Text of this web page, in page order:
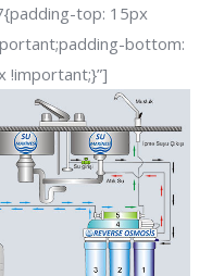
top: 15px
bottom:
!important;}”]